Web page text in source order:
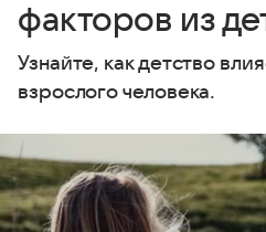
факторов из
Узнайте, как детство
взрослого человека.